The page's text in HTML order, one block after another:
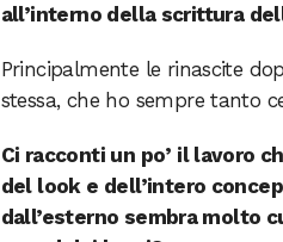
all’interno della scrittura
Principalmente le rinascite
stessa, che ho sempre tanto
Ci racconti un po’ il lavoro
del look e dell’intero
dall’esterno sembra molto